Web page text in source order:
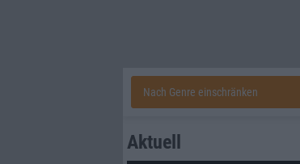
Aktuell